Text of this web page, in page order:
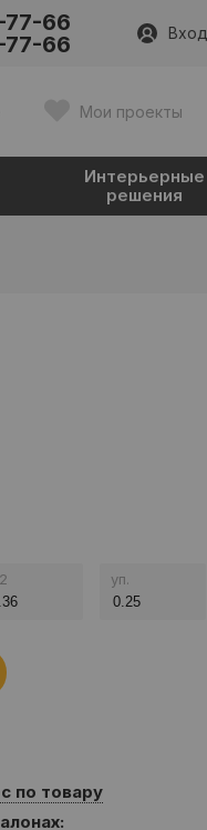
66
66 Вход
Мои проекты
Интерьерные
решения
2 уп.
по товару